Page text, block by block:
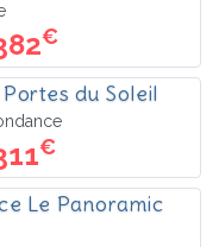
€
du Soleil
€
Le Panoramic